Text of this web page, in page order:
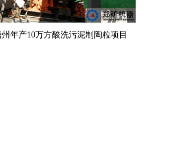
州年产10万方酸洗污泥制陶粒项目